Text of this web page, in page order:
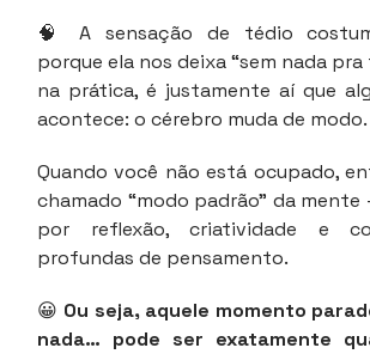
🧠 A sensação de tédio
porque ela nos deixa “sem nada pra
na prática, é justamente aí que
acontece: o cérebro muda de modo.
Quando você não está ocupado,
chamado “modo padrão” da
por reflexão, criatividade e
profundas de pensamento.
😀 Ou seja, aquele momento
nada… pode ser exatamente